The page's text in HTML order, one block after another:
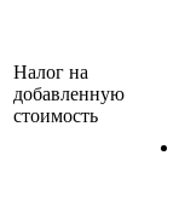
Налог на
добавленную
стоимость